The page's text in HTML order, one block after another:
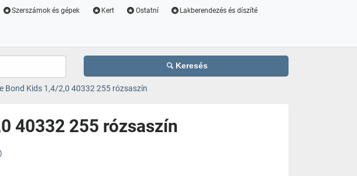
Szerszámok és gépek Kert Ostatní Lakberendezés és díszíté
Keresés
Bond Kids 1,4/2,0 40332 255 rózsaszín
40332 255 rózsaszín